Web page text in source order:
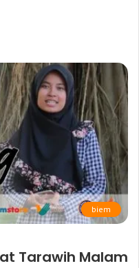
biem
Tarawih Malam